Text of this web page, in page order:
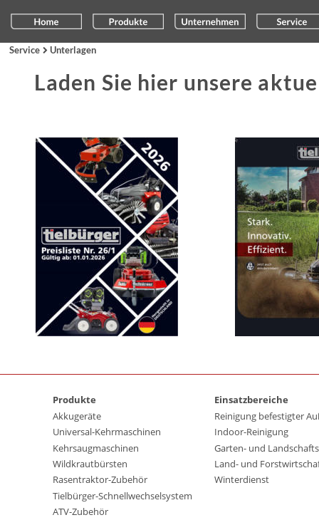
Laden Sie hier unsere
Service Unterlagen

Produkte
Einsatzbereiche
Akkugeräte
Reinigung befestigter
Universal-Kehrmaschinen
Indoor-Reinigung
Kehrsaugmaschinen
Garten- und
Wildkrautbürsten
Land- und
Rasentraktor-Zubehör
Winterdienst
Tielbürger-Schnellwechselsystem
ATV-Zubehör